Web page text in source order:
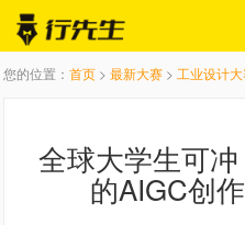
您的位置： 首页 > 最新大赛 > 工业设计
全球大学生可
的AIGC创